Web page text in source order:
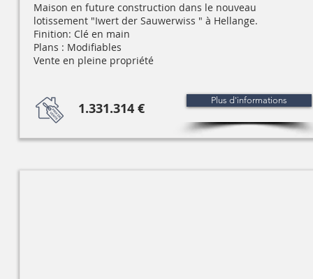
Maison en future construction dans le nouveau
lotissement "Iwert der Sauwerwiss " à Hellange.
Finition: Clé en main
Plans : Modifiables
Vente en pleine propriété
1.331.314 € Plus d'informations